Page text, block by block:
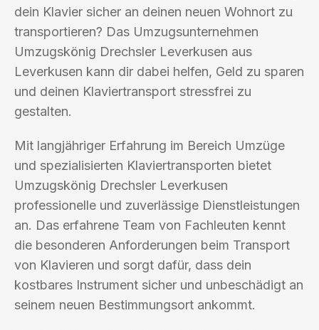
dein Klavier sicher an deinen neuen Wohnort zu
transportieren? Das Umzugsunternehmen
Umzugskönig Drechsler Leverkusen aus
Leverkusen kann dir dabei helfen, Geld zu sparen
und deinen Klaviertransport stressfrei zu
gestalten.
Mit langjähriger Erfahrung im Bereich Umzüge
und spezialisierten Klaviertransporten bietet
Umzugskönig Drechsler Leverkusen
professionelle und zuverlässige Dienstleistungen
an. Das erfahrene Team von Fachleuten kennt
die besonderen Anforderungen beim Transport
von Klavieren und sorgt dafür, dass dein
kostbares Instrument sicher und unbeschädigt an
seinem neuen Bestimmungsort ankommt.